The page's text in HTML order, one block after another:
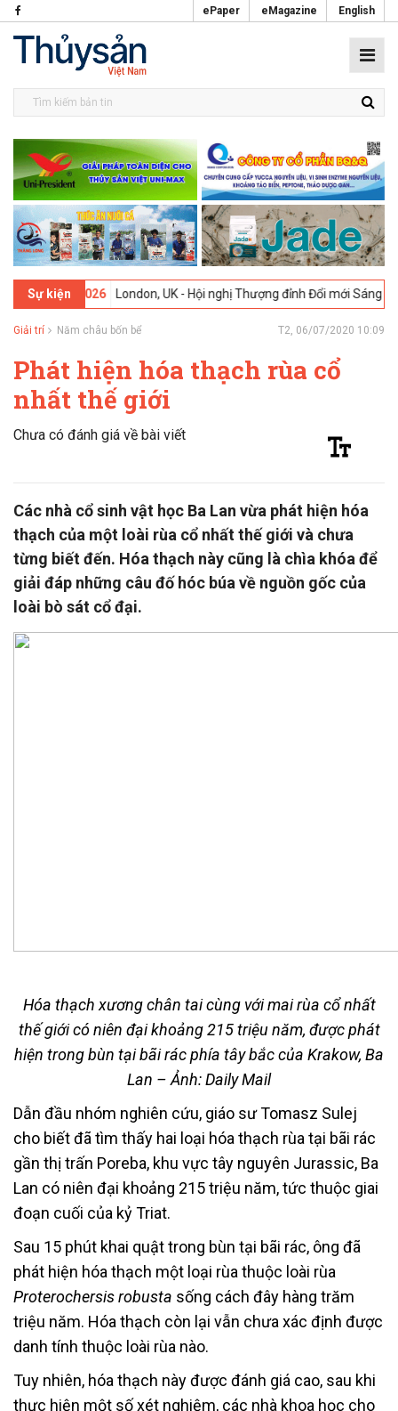
ePaper eMagazine English
Sự kiện
02-2026 London, UK - Hội nghị Thượng đỉnh Đổi mới Sáng tạo
Giải trí Năm châu bốn bể T2, 06/07/2020 10:09
Phát hiện hóa thạch rùa cổ
nhất thế giới
Chưa có đánh giá về bài viết
Các nhà cổ sinh vật học Ba Lan vừa phát hiện hóa
thạch của một loài rùa cổ nhất thế giới và chưa
từng biết đến. Hóa thạch này cũng là chìa khóa để
giải đáp những câu đố hóc búa về nguồn gốc của
loài bò sát cổ đại.
Hóa thạch xương chân tai cùng với mai rùa cổ nhất
thế giới có niên đại khoảng 215 triệu năm, được phát
hiện trong bùn tại bãi rác phía tây bắc của Krakow, Ba
Lan – Ảnh: Daily Mail
Dẫn đầu nhóm nghiên cứu, giáo sư Tomasz Sulej
cho biết đã tìm thấy hai loại hóa thạch rùa tại bãi rác
gần thị trấn Poreba, khu vực tây nguyên Jurassic, Ba
Lan có niên đại khoảng 215 triệu năm, tức thuộc giai
đoạn cuối của kỷ Triat.
Sau 15 phút khai quật trong bùn tại bãi rác, ông đã
phát hiện hóa thạch một loại rùa thuộc loài rùa
Proterochersis robusta sống cách đây hàng trăm
triệu năm. Hóa thạch còn lại vẫn chưa xác định được
danh tính thuộc loài rùa nào.
Tuy nhiên, hóa thạch này được đánh giá cao, sau khi
thực hiện một số xét nghiệm, các nhà khoa học cho